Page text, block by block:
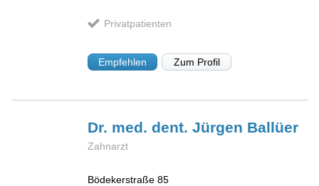
Privatpatienten
Empfehlen Zum Profil
Dr. med. dent. Jürgen Ballüer
Zahnarzt
Bödekerstraße 85